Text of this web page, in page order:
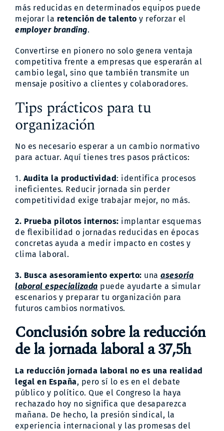
más reducidas en determinados equipos puede
mejorar la retención de talento y reforzar el
employer branding.
Convertirse en pionero no solo genera ventaja
competitiva frente a empresas que esperarán al
cambio legal, sino que también transmite un
mensaje positivo a clientes y colaboradores.
Tips prácticos para tu
organización
No es necesario esperar a un cambio normativo
para actuar. Aquí tienes tres pasos prácticos:
1. Audita la productividad: identifica procesos
ineficientes. Reducir jornada sin perder
competitividad exige trabajar mejor, no más.
2. Prueba pilotos internos: implantar esquemas
de flexibilidad o jornadas reducidas en épocas
concretas ayuda a medir impacto en costes y
clima laboral.
3. Busca asesoramiento experto: una asesoría
laboral especializada puede ayudarte a simular
escenarios y preparar tu organización para
futuros cambios normativos.
Conclusión sobre la reducción
de la jornada laboral a 37,5h
La reducción jornada laboral no es una realidad
legal en España, pero sí lo es en el debate
público y político. Que el Congreso la haya
rechazado hoy no significa que desaparezca
mañana. De hecho, la presión sindical, la
experiencia internacional y las promesas del